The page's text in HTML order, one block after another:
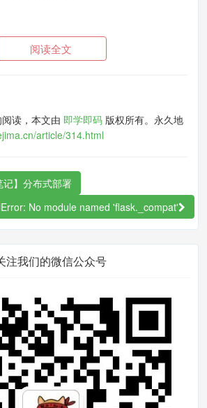
方法之后新增加如下方法，为新加
that =
getUserProfile({
明获取用户个人信息后的用途，
在弹窗中，请谨慎填写
: function ( res) {
var data = res.userI
['openid'
.request({
: app
login'
),
: app. getRe
(),
'POST',
阅读全文
读，本文由 即学即码 版权所有。永久地
article/314.html
记】分布式部署
No module named 'flask._compat'
注我们的微信公众号